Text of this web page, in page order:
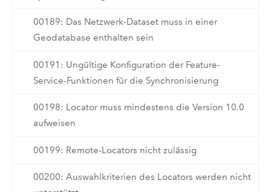
00189: Das Netzwerk-Dataset muss in einer
Geodatabase enthalten sein
00191: Ungültige Konfiguration der Feature-
Service-Funktionen für die Synchronisierung
00198: Locator muss mindestens die Version 10.0
aufweisen
00199: Remote-Locators nicht zulässig
00200: Auswahlkriterien des Locators werden nicht